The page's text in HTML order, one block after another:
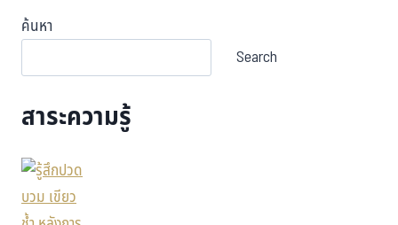
ค้นหา
Search
สาระความรู้